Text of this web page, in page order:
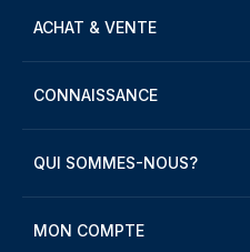
ACHAT & VENTE
CONNAISSANCE
QUI SOMMES-NOUS?
MON COMPTE